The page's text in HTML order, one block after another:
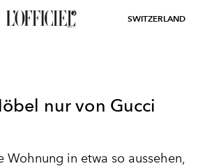
SWITZERLAND
nur von Gucci
Wohnung in etwa so aussehen,